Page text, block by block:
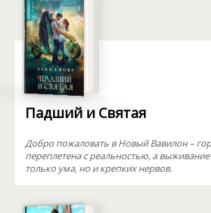
Падший и Святая
Добро пожаловать в Новый Вавилон –
переплетена с реальностью, а выживание
только ума, но и крепких нервов.